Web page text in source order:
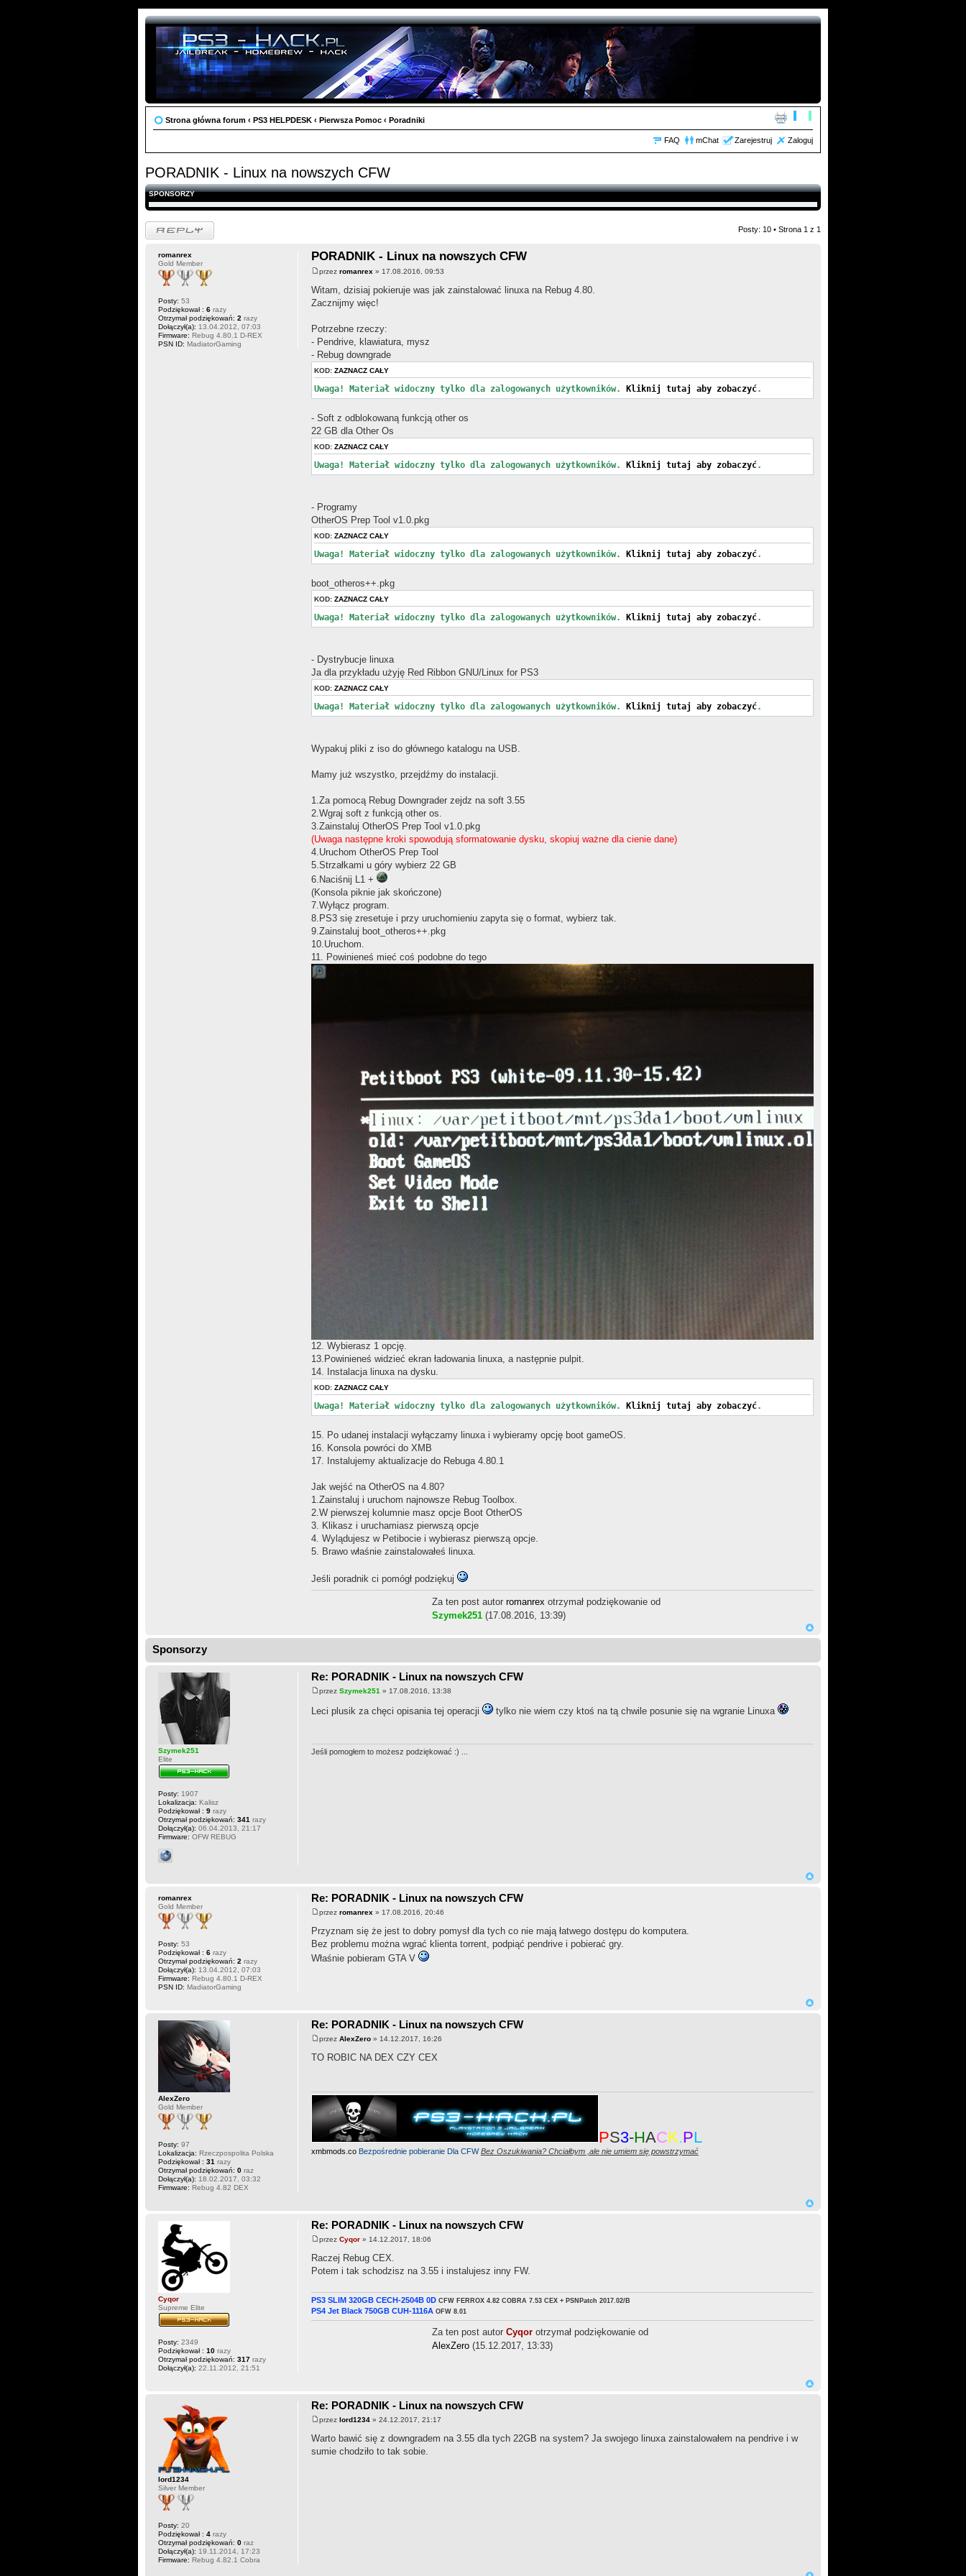
Strona główna forum ‹ PS3 HELPDESK ‹ Pierwsza Pomoc ‹ Poradniki
FAQ mChat Zarejestruj Zaloguj
PORADNIK - Linux na nowszych CFW
SPONSORZY
Odpowiedz Posty: 10 • Strona 1 z 1
PORADNIK - Linux na nowszych CFW
przez romanrex » 17.08.2016, 09:53
Witam, dzisiaj pokieruje was jak zainstalować linuxa na Rebug 4.80.
Zacznijmy więc!
Potrzebne rzeczy:
- Pendrive, klawiatura, mysz
- Rebug downgrade
KOD: ZAZNACZ CAŁY
Uwaga! Materiał widoczny tylko dla zalogowanych użytkowników. Kliknij tutaj aby zobaczyć.
- Soft z odblokowaną funkcją other os
22 GB dla Other Os
KOD: ZAZNACZ CAŁY
Uwaga! Materiał widoczny tylko dla zalogowanych użytkowników. Kliknij tutaj aby zobaczyć.
- Programy
OtherOS Prep Tool v1.0.pkg
KOD: ZAZNACZ CAŁY
Uwaga! Materiał widoczny tylko dla zalogowanych użytkowników. Kliknij tutaj aby zobaczyć.
boot_otheros++.pkg
KOD: ZAZNACZ CAŁY
Uwaga! Materiał widoczny tylko dla zalogowanych użytkowników. Kliknij tutaj aby zobaczyć.
- Dystrybucje linuxa
Ja dla przykładu użyję Red Ribbon GNU/Linux for PS3
KOD: ZAZNACZ CAŁY
Uwaga! Materiał widoczny tylko dla zalogowanych użytkowników. Kliknij tutaj aby zobaczyć.
Wypakuj pliki z iso do głównego katalogu na USB.
Mamy już wszystko, przejdźmy do instalacji.
1.Za pomocą Rebug Downgrader zejdz na soft 3.55
2.Wgraj soft z funkcją other os.
3.Zainstaluj OtherOS Prep Tool v1.0.pkg
(Uwaga następne kroki spowodują sformatowanie dysku, skopiuj ważne dla cienie dane)
4.Uruchom OtherOS Prep Tool
5.Strzałkami u góry wybierz 22 GB
6.Naciśnij L1 +
(Konsola piknie jak skończone)
7.Wyłącz program.
8.PS3 się zresetuje i przy uruchomieniu zapyta się o format, wybierz tak.
9.Zainstaluj boot_otheros++.pkg
10.Uruchom.
11. Powinieneś mieć coś podobne do tego
12. Wybierasz 1 opcję.
13.Powinieneś widzieć ekran ładowania linuxa, a następnie pulpit.
14. Instalacja linuxa na dysku.
KOD: ZAZNACZ CAŁY
Uwaga! Materiał widoczny tylko dla zalogowanych użytkowników. Kliknij tutaj aby zobaczyć.
15. Po udanej instalacji wyłączamy linuxa i wybieramy opcję boot gameOS.
16. Konsola powróci do XMB
17. Instalujemy aktualizacje do Rebuga 4.80.1
Jak wejść na OtherOS na 4.80?
1.Zainstaluj i uruchom najnowsze Rebug Toolbox.
2.W pierwszej kolumnie masz opcje Boot OtherOS
3. Klikasz i uruchamiasz pierwszą opcje
4. Wylądujesz w Petibocie i wybierasz pierwszą opcje.
5. Brawo właśnie zainstalowałeś linuxa.
Jeśli poradnik ci pomógł podziękuj
Za ten post autor romanrex otrzymał podziękowanie od
Szymek251(17.08.2016, 13:39)
romanrex
Gold Member
Posty: 53
Podziękował : 6 razy
Otrzymał podziękowań: 2 razy
Dołączył(a): 13.04.2012, 07:03
Firmware: Rebug 4.80.1 D-REX
PSN ID: MadiatorGaming
Sponsorzy
Re: PORADNIK - Linux na nowszych CFW
przez Szymek251 » 17.08.2016, 13:38
Leci plusik za chęci opisania tej operacji tylko nie wiem czy ktoś na tą chwile posunie się na wgranie Linuxa
Jeśli pomogłem to możesz podziękować :) ...
Szymek251
Elite
Posty: 1907
Lokalizacja: Kalisz
Podziękował : 9 razy
Otrzymał podziękowań: 341 razy
Dołączył(a): 06.04.2013, 21:17
Firmware: OFW REBUG
Re: PORADNIK - Linux na nowszych CFW
przez romanrex » 17.08.2016, 20:46
Przyznam się że jest to dobry pomysł dla tych co nie mają łatwego dostępu do komputera.
Bez problemu można wgrać klienta torrent, podpiąć pendrive i pobierać gry.
Właśnie pobieram GTA V
romanrex
Gold Member
Posty: 53
Podziękował : 6 razy
Otrzymał podziękowań: 2 razy
Dołączył(a): 13.04.2012, 07:03
Firmware: Rebug 4.80.1 D-REX
PSN ID: MadiatorGaming
Re: PORADNIK - Linux na nowszych CFW
przez AlexZero» 14.12.2017, 16:26
TO ROBIC NA DEX CZY CEX
PS3-HACK.PL
xmbmods.co Bezpośrednie pobieranie Dla CFW Bez Oszukiwania? Chciałbym ,ale nie umiem się powstrzymać
AlexZero
Gold Member
Posty: 97
Lokalizacja: Rzeczpospolita Polska
Podziękował : 31 razy
Otrzymał podziękowań: 0 raz
Dołączył(a): 18.02.2017, 03:32
Firmware: Rebug 4.82 DEX
Re: PORADNIK - Linux na nowszych CFW
przez Cyqor» 14.12.2017, 18:06
Raczej Rebug CEX.
Potem i tak schodzisz na 3.55 i instalujesz inny FW.
PS3 SLIM 320GB CECH-2504B 0D CFW FERROX 4.82 COBRA 7.53 CEX + PSNPatch 2017.02/B
PS4 Jet Black 750GB CUH-1116A OFW 8.01
Za ten post autor Cyqorotrzymał podziękowanie od
AlexZero(15.12.2017, 13:33)
Cyqor
Supreme Elite
Posty: 2349
Podziękował : 10 razy
Otrzymał podziękowań: 317 razy
Dołączył(a): 22.11.2012, 21:51
Re: PORADNIK - Linux na nowszych CFW
przez lord1234» 24.12.2017, 21:17
Warto bawić się z downgradem na 3.55 dla tych 22GB na system? Ja swojego linuxa zainstalowałem na pendrive i w
sumie chodziło to tak sobie.
lord1234
Silver Member
Posty: 20
Podziękował : 4 razy
Otrzymał podziękowań: 0 raz
Dołączył(a): 19.11.2014, 17:23
Firmware: Rebug 4.82.1 Cobra